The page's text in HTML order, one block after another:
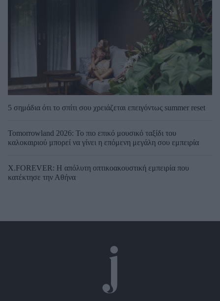
5 σημάδια ότι το σπίτι σου χρειάζεται επειγόντως summer reset
Tomorrowland 2026: Το πιο επικό μουσικό ταξίδι του
καλοκαιριού μπορεί να γίνει η επόμενη μεγάλη σου εμπειρία
X.FOREVER: Η απόλυτη οπτικοακουστική εμπειρία που
κατέκτησε την Αθήνα